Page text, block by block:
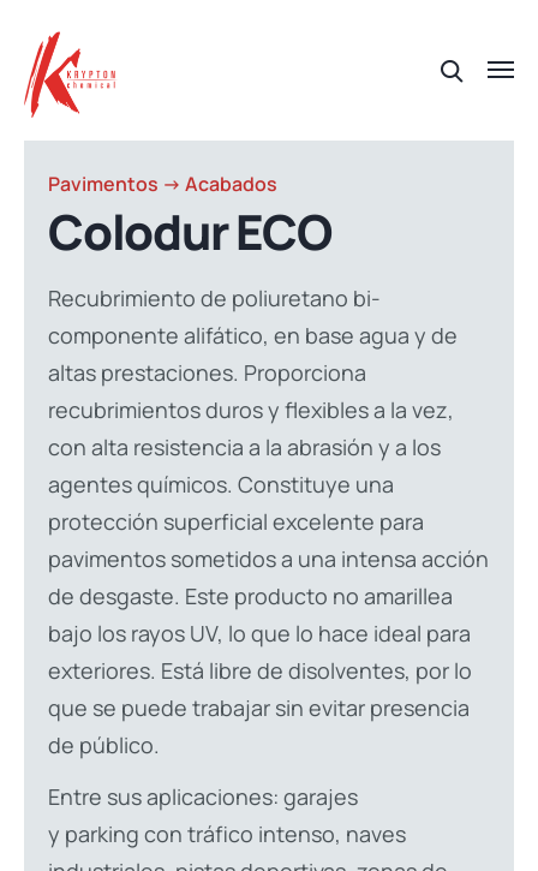
Pavimentos -> Acabados
Colodur ECO
Recubrimiento de poliuretano bi-
componente alifático, en base agua y de
altas prestaciones. Proporciona
recubrimientos duros y flexibles a la vez,
con alta resistencia a la abrasión y a los
agentes químicos. Constituye una
protección superficial excelente para
pavimentos sometidos a una intensa acción
de desgaste. Este producto no amarillea
bajo los rayos UV, lo que lo hace ideal para
exteriores. Está libre de disolventes, por lo
que se puede trabajar sin evitar presencia
de público.
Entre sus aplicaciones: garajes
y parking con tráfico intenso, naves